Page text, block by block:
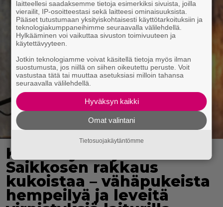
Karita Tykän ja Sami
Saikkosen rakkaus
kukoistaa – vähäpukeista
hempeilyä ja leveitä
laitteellesi saadaksemme tietoja esimerkiksi sivuista, joilla
vierailit, IP-osoitteestasi sekä laitteesi ominaisuuksista.
Pääset tutustumaan yksityiskohtaisesti käyttötarkoituksiin ja
teknologiakumppaneihimme seuraavalla välilehdellä.
Hylkääminen voi vaikuttaa sivuston toimivuuteen ja
käytettävyyteen.
Jotkin teknologiamme voivat käsitellä tietoja myös ilman
suostumusta, jos niillä on siihen oikeutettu peruste. Voit
vastustaa tätä tai muuttaa asetuksiasi milloin tahansa
seuraavalla välilehdellä.
Hyväksyn kaikki
Omat valintani
Tietosuojakäytäntömme